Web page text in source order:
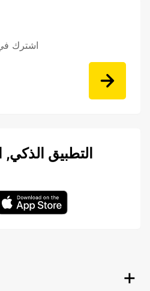
اشترك في
التطبيق الذكي,